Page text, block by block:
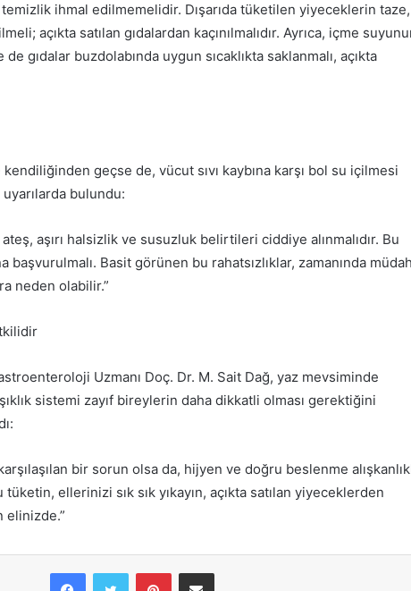
ihmal edilmemelidir. Dışarıda tüketilen yiyeceklerin taze,
açıkta satılan gıdalardan kaçınılmalıdır. Ayrıca, içme
gıdalar buzdolabında uygun sıcaklıkta saklanmalı, açıkta
geçse de, vücut sıvı kaybına karşı bol su içilmesi
bulundu:
aşırı halsizlik ve susuzluk belirtileri ciddiye alınmalıdır. Bu
Basit görünen bu rahatsızlıklar, zamanında
neden olabilir.”
Uzmanı Doç. Dr. M. Sait Dağ, yaz mevsiminde
sistemi zayıf bireylerin daha dikkatli olması gerektiğini
bir sorun olsa da, hijyen ve doğru beslenme
ellerinizi sık sık yıkayın, açıkta satılan yiyeceklerden
elinizde.”
FacebookTwitter PinterestE-Posta ile paylaş